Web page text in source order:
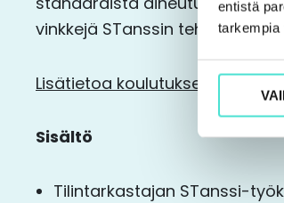
entistä
tarkempia
vinkkejä STanssin
Lisätietoa koulutuksesta
Sisältö
Tilintarkastajan STanssi-